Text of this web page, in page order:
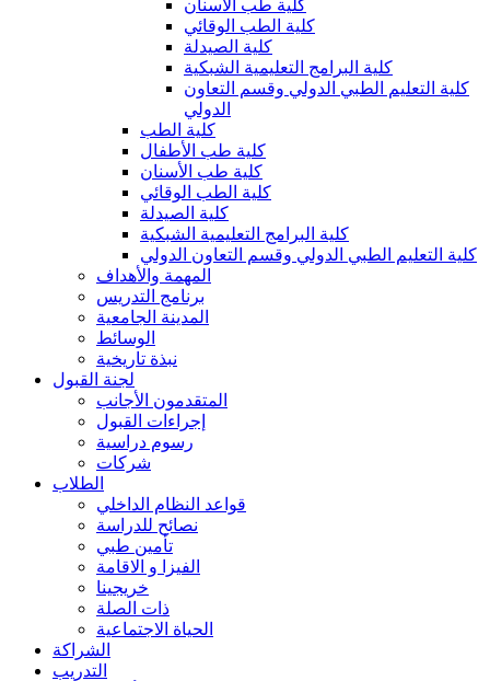
كلية طب الأسنان
كلية الطب الوقائي
كلية الصيدلة
كلية البرامج التعليمية الشبكية
كلية التعليم الطبي الدولي وقسم التعاون
الدولي
كلية الطب
كلية طب الأطفال
كلية طب الأسنان
كلية الطب الوقائي
كلية الصيدلة
كلية البرامج التعليمية الشبكية
كلية التعليم الطبي الدولي وقسم التعاون الدولي
المهمة والأهداف
برنامج التدريس
المدينة الجامعية
الوسائط
نبذة تاريخية
لجنة القبول
المتقدمون الأجانب
إجراءات القبول
رسوم دراسية
شركات
الطلاب
قواعد النظام الداخلي
نصائح للدراسة
تأمين طبي
الفيزا و الاقامة
خريجينا
ذات الصلة
الحياة الاجتماعية
الشراكة
التدريب